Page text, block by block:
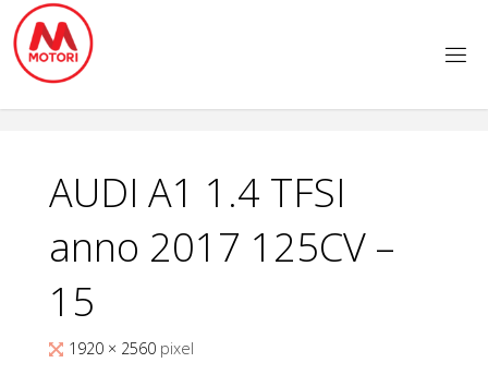
Salta
contenuto
AUDI A1 1.4 TFSI
anno 2017 125CV –
15
Tutta1920 × 2560 pixel